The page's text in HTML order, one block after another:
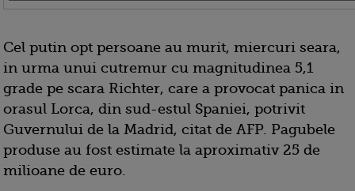
Cel putin opt persoane au murit, miercuri seara,
in urma unui cutremur cu magnitudinea 5,1
grade pe scara Richter, care a provocat panica in
orasul Lorca, din sud-estul Spaniei, potrivit
Guvernului de la Madrid, citat de AFP. Pagubele
produse au fost estimate la aproximativ 25 de
milioane de euro.